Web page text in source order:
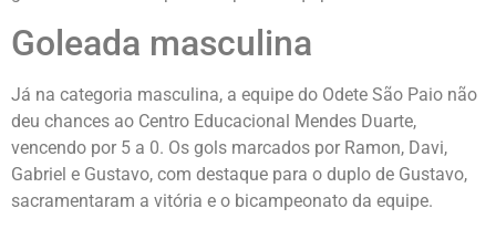
Goleada masculina
Já na categoria masculina, a equipe do Odete São Paio não
deu chances ao Centro Educacional Mendes Duarte,
vencendo por 5 a 0. Os gols marcados por Ramon, Davi,
Gabriel e Gustavo, com destaque para o duplo de Gustavo,
sacramentaram a vitória e o bicampeonato da equipe.